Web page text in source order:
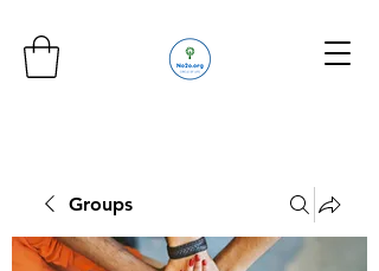
Groups